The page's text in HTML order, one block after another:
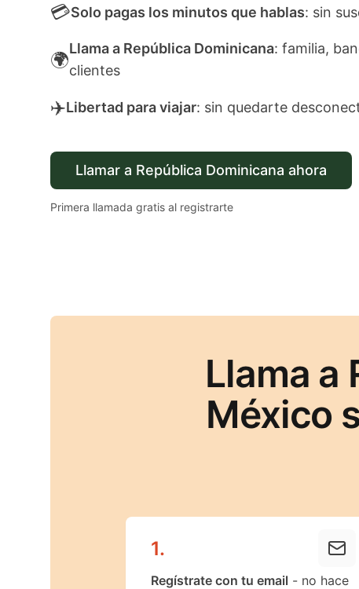
💳Solo pagas los minutos que hablas: sin
🌍Llama a República Dominicana: familia,
clientes
✈️Libertad para viajar: sin quedarte
Llamar a República Dominicana ahora
Primera llamada gratis al registrarte
Llama a
México
1.
Regístrate con tu email - no hace